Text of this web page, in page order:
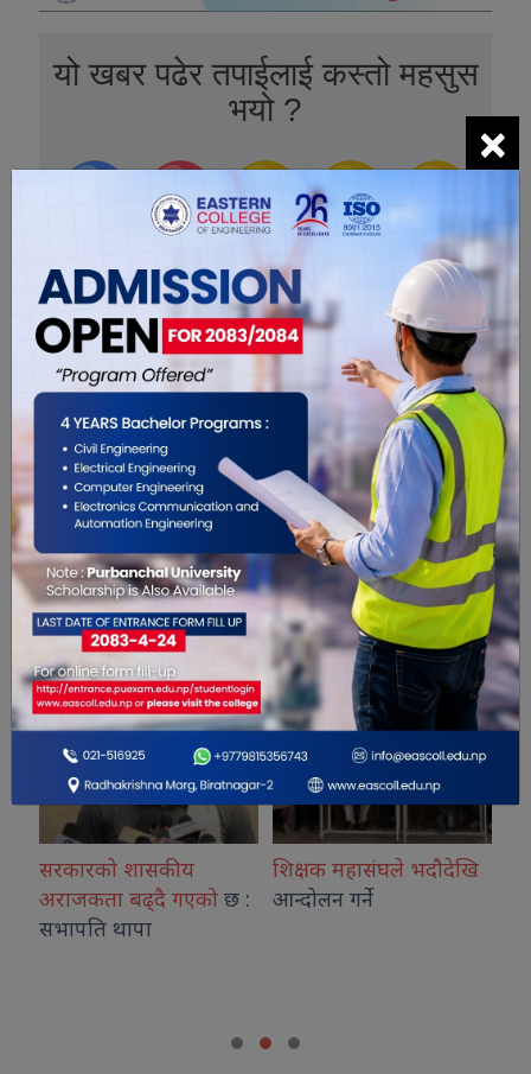
यो खबर पढेर तपाईलाई कस्तो महसुस
भयो ?
0 0
0
सम्बंधित खबरहरु
सरकारको शासकीय
अराजकता बढ्दै गएको छ :
सभापति थापा
शिक्षक महासंघले भदौदेखि
आन्दोलन गर्ने
×